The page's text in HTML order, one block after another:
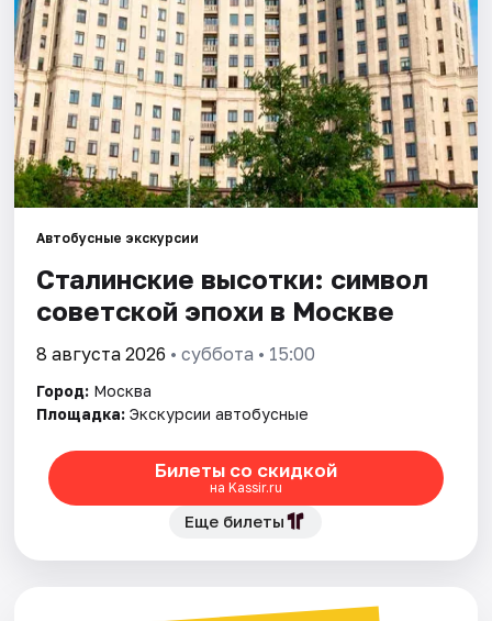
Рейтинги
Автобусные экскурсии
Сталинские высотки: символ
советской эпохи в Москве
8 августа 2026 • суббота • 15:00
Город: Москва
Площадка: Экскурсии автобусные
Билеты со скидкой
на Kassir.ru
Еще билеты